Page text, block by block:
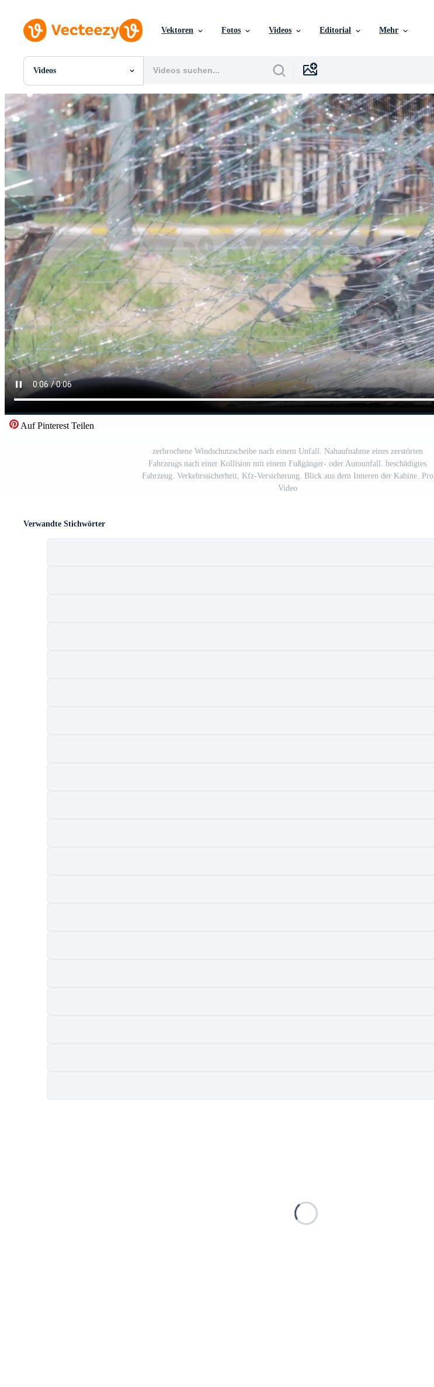
Vektoren Fotos Videos Editorial Mehr
Videos
Alle Bilder
Fotos
PNGs
PSDs
SVGs
Vorlagen
Vektoren
Videos
Motion Graphics
Redaktionelle Bilder
Redaktionelle Ereignisse
Auf Pinterest Teilen
zerbrochene Windschutzscheibe nach einem Unfall. Nahaufnahme eines zerstörten
Fahrzeugs nach einer Kollision mit einem Fußgänger- oder Autounfall. beschädigtes
Fahrzeug. Verkehrssicherheit, Kfz-Versicherung. Blick aus dem Inneren der Kabine. Pro
Video
Verwandte Stichwörter